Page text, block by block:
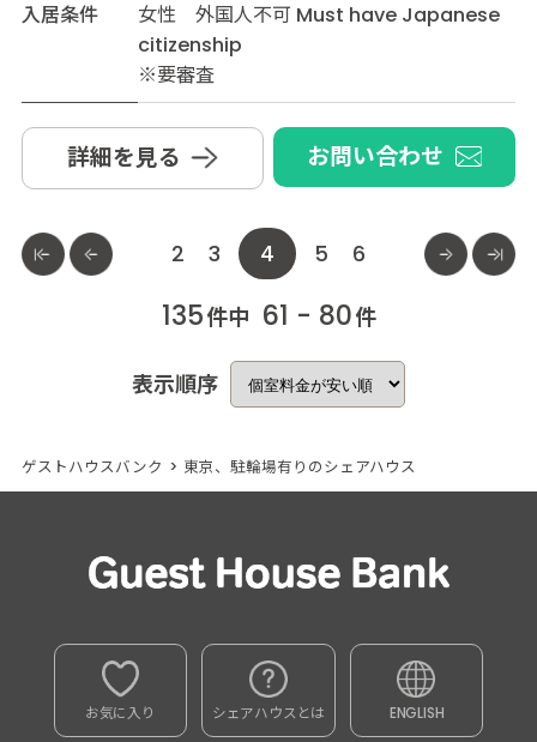
入居条件
女性 外国人不可 Must have Japanese
citizenship
※要審査
詳細を見る お問い合わせ
2 3 4 5 6
135件中 61 - 80件
表示順序
ゲストハウスバンク > 東京、駐輪場有りのシェアハウス
お気に入り シェアハウスとは ENGLISH